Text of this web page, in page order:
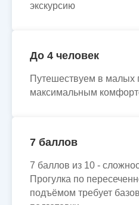
экскурсию
До 4 человек
Путешествуем в малых
максимальным
7 баллов
7 баллов из 10 -
Прогулка по
подъёмом требует